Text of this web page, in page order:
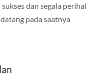
dan segala perihal
pada saatnya